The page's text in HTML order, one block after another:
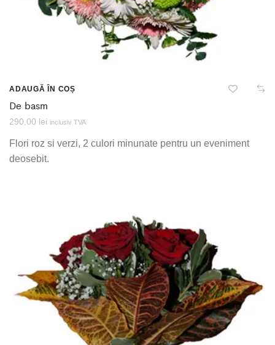
ADAUGĂ ÎN COȘ
De basm
290,00 lei inclusiv TVA
Flori roz si verzi, 2 culori minunate pentru un eveniment
deosebit.